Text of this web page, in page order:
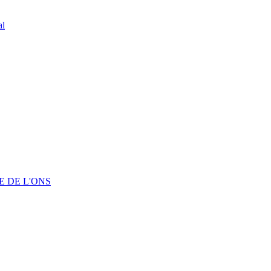
DE L'ONS